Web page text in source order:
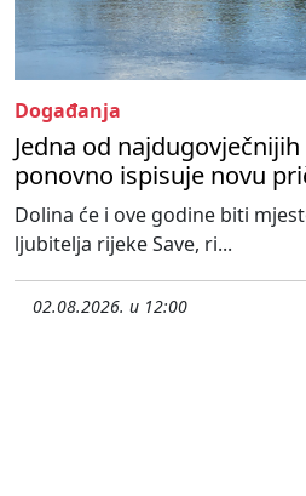
Događanja
Jedna od
ponovno ispisuje novu
Dolina će i ove godine biti
ljubitelja rijeke Save, ri...
02.08.2026. u 12:00